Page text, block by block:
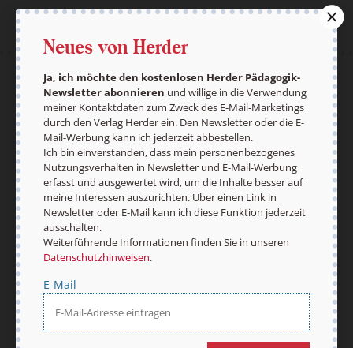
AGB und Widerrufsbelehrung
Datenschutz
Barrierefreiheit
Impressum
Vertrag widerrufen Abo online kündigen
Neues von Herder
Ja, ich möchte den kostenlosen Herder Pädagogik-
Newsletter abonnieren und willige in die Verwendung
meiner Kontaktdaten zum Zweck des E-Mail-Marketings
durch den Verlag Herder ein. Den Newsletter oder die E-
Mail-Werbung kann ich jederzeit abbestellen.
Ich bin einverstanden, dass mein personenbezogenes
Nutzungsverhalten in Newsletter und E-Mail-Werbung
erfasst und ausgewertet wird, um die Inhalte besser auf
meine Interessen auszurichten. Über einen Link in
Newsletter oder E-Mail kann ich diese Funktion jederzeit
ausschalten.
Weiterführende Informationen finden Sie in unseren
Datenschutzhinweisen.
E-Mail